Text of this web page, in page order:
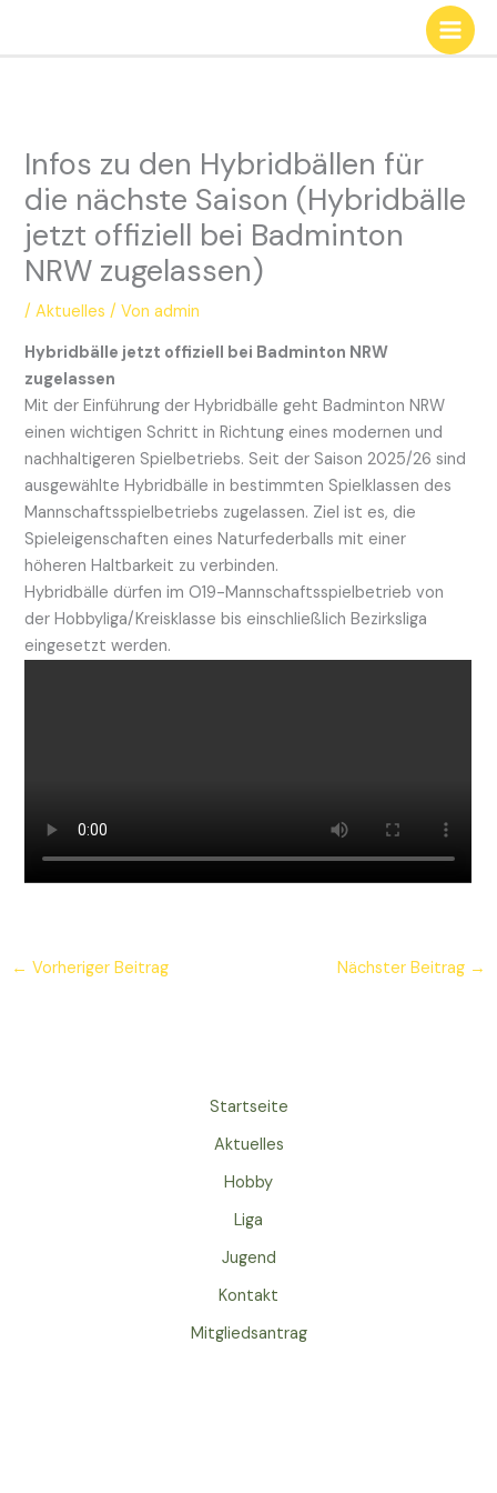
Infos zu den Hybridbällen für
die nächste Saison (Hybridbälle
jetzt offiziell bei Badminton
NRW zugelassen)
/Aktuelles / Vonadmin
Hybridbälle jetzt offiziell bei Badminton NRW
zugelassen
Mit der Einführung der Hybridbälle geht Badminton NRW
einen wichtigen Schritt in Richtung eines modernen und
nachhaltigeren Spielbetriebs. Seit der Saison 2025/26 sind
ausgewählte Hybridbälle in bestimmten Spielklassen des
Mannschaftsspielbetriebs zugelassen. Ziel ist es, die
Spieleigenschaften eines Naturfederballs mit einer
höheren Haltbarkeit zu verbinden.
Hybridbälle dürfen im O19-Mannschaftsspielbetrieb von
der Hobbyliga/Kreisklasse bis einschließlich Bezirksliga
eingesetzt werden.
← Vorheriger Beitrag Nächster Beitrag →
Startseite
Aktuelles
Hobby
Liga
Jugend
Kontakt
Mitgliedsantrag